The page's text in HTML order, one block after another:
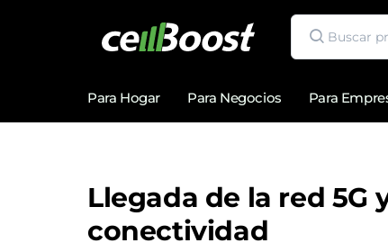
Para Hogar Para Negocios Para
Llegada de la red 5G
conectividad